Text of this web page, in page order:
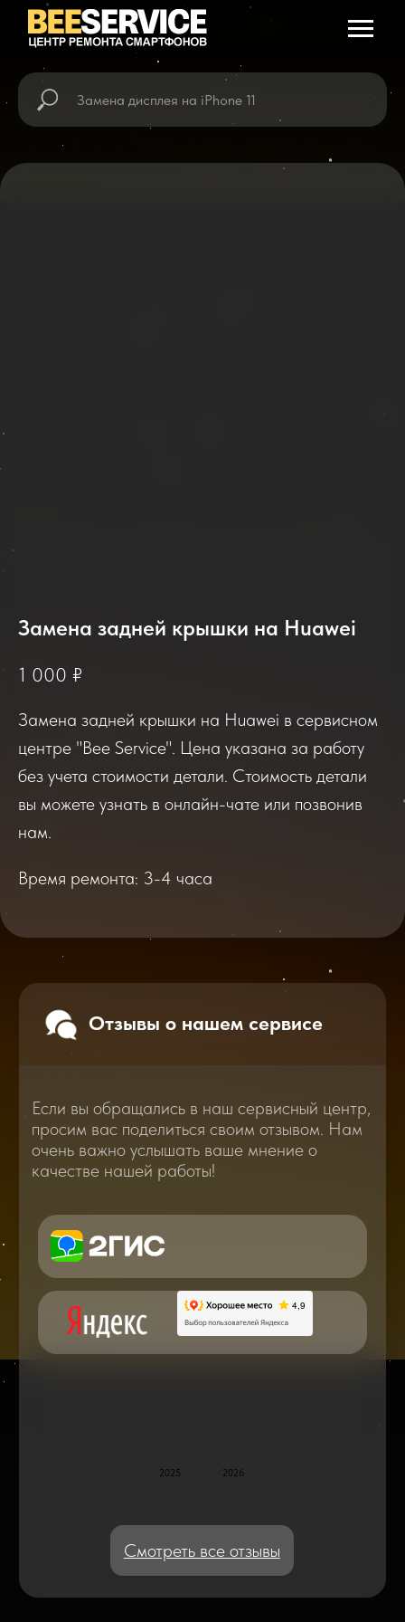
Замена задней крышки на Huawei
1 000 ₽
Замена задней крышки на Huawei в сервисном
центре "Bee Service". Цена указана за работу
без учета стоимости детали. Стоимость детали
вы можете узнать в онлайн-чате или позвонив
нам.
Время ремонта: 3-4 часа
Если вы обращались в наш сервисный центр,
просим вас поделиться своим отзывом. Нам
качестве нашей работы!
Отзывы о нашем сервисе
Смотреть все отзывы
2025-2026
Консультация с мастером
по ремонту в онлайн в чате
Блог статей - важное,
полезное, новое
В нашем блоге статей мы расскажем
Вам о самом важном, полезном и новом